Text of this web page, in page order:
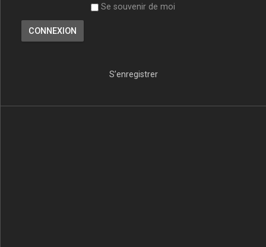
Se souvenir de moi
S’enregistrer